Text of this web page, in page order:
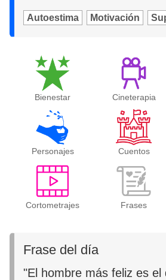
Autoestima Motivación
Bienestar Cineterapia
Personajes Cuentos
Cortometrajes Frases
Frase del día
"El hombre más feliz es el